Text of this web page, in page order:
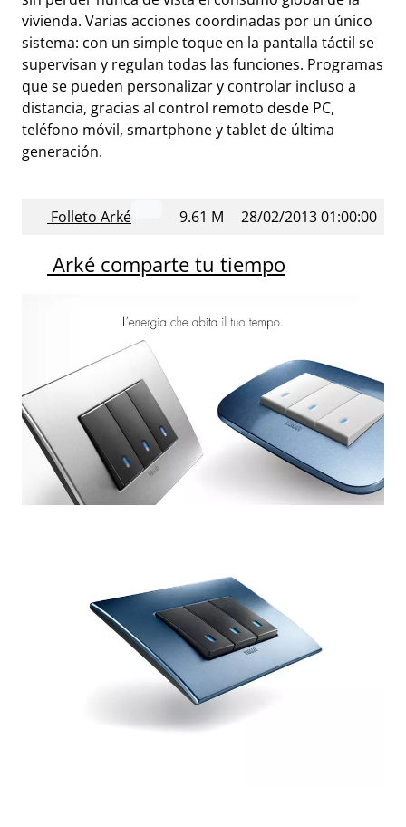
vivienda. Varias acciones coordinadas por un único
sistema: con un simple toque en la pantalla táctil se
supervisan y regulan todas las funciones. Programas
que se pueden personalizar y controlar incluso a
distancia, gracias al control remoto desde PC,
teléfono móvil, smartphone y tablet de última
generación.
Folleto Arké 9.61 M 28/02/2013 01:00:00
Arké comparte tu tiempo